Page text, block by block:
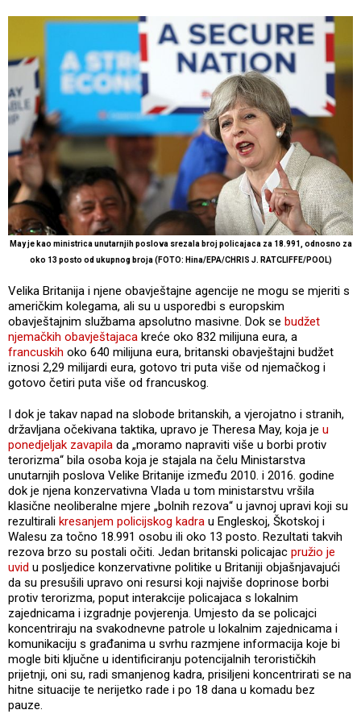
May je kao ministrica unutarnjih poslova srezala broj policajaca za 18.991, odnosno za
oko 13 posto od ukupnog broja (FOTO: Hina/EPA/CHRIS J. RATCLIFFE/POOL)
Velika Britanija i njene obavještajne agencije ne mogu se mjeriti s
američkim kolegama, ali su u usporedbi s europskim
obavještajnim službama apsolutno masivne. Dok se budžet
njemačkih obavještajaca kreće oko 832 milijuna eura, a
francuskih oko 640 milijuna eura, britanski obavještajni budžet
iznosi 2,29 milijardi eura, gotovo tri puta više od njemačkog i
gotovo četiri puta više od francuskog.
I dok je takav napad na slobode britanskih, a vjerojatno i stranih,
državljana očekivana taktika, upravo je Theresa May, koja je u
ponedjeljak zavapila da „moramo napraviti više u borbi protiv
terorizma“ bila osoba koja je stajala na čelu Ministarstva
unutarnjih poslova Velike Britanije između 2010. i 2016. godine
dok je njena konzervativna Vlada u tom ministarstvu vršila
klasične neoliberalne mjere „bolnih rezova“ u javnoj upravi koji su
rezultirali kresanjem policijskog kadra u Engleskoj, Škotskoj i
Walesu za točno 18.991 osobu ili oko 13 posto. Rezultati takvih
rezova brzo su postali očiti. Jedan britanski policajac pružio je
uvid u posljedice konzervativne politike u Britaniji objašnjavajući
da su presušili upravo oni resursi koji najviše doprinose borbi
protiv terorizma, poput interakcije policajaca s lokalnim
zajednicama i izgradnje povjerenja. Umjesto da se policajci
koncentriraju na svakodnevne patrole u lokalnim zajednicama i
komunikaciju s građanima u svrhu razmjene informacija koje bi
mogle biti ključne u identificiranju potencijalnih terorističkih
prijetnji, oni su, radi smanjenog kadra, prisiljeni koncentrirati se na
hitne situacije te nerijetko rade i po 18 dana u komadu bez
pauze.